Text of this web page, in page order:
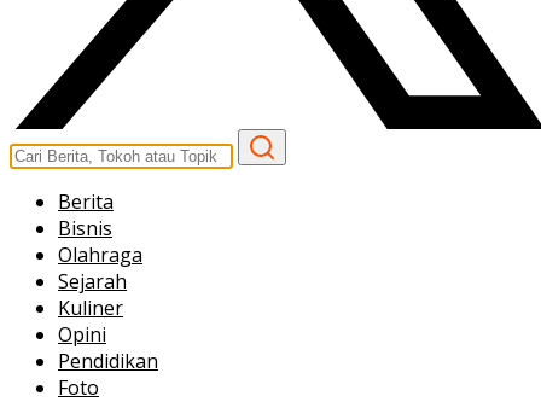
Berita
Bisnis
Olahraga
Sejarah
Kuliner
Opini
Pendidikan
Foto